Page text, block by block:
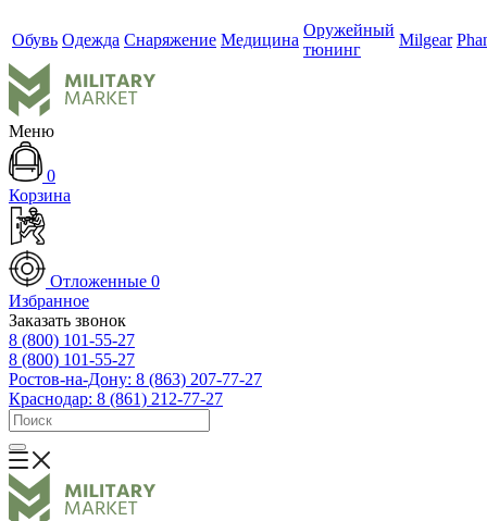
Обувь Одежда Снаряжение Медицина
Оружейный
тюнинг
Milgear
Меню
0
Корзина
Отложенные 0
Избранное
Заказать звонок
8 (800) 101-55-27
8 (800) 101-55-27
Ростов-на-Дону: 8 (863) 207-77-27
Краснодар: 8 (861) 212-77-27